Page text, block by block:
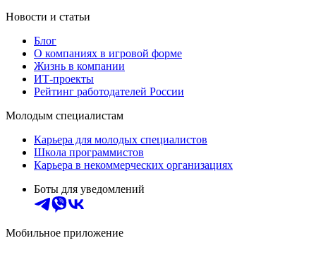
Новости и статьи
Блог
О компаниях в игровой форме
Жизнь в компании
ИТ-проекты
Рейтинг работодателей России
Молодым специалистам
Карьера для молодых специалистов
Школа программистов
Карьера в некоммерческих организациях
Боты для уведомлений
Мобильное приложение